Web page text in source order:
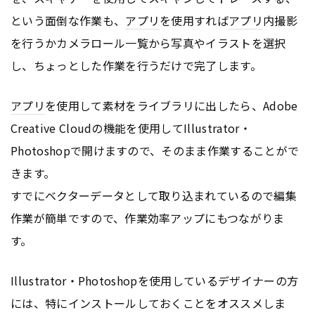
という面倒な作業も、 アプリを使用すればアプリ内撮影
を行うかカメラロール一覧から写真やイラストを選択
し、ちょっとした作業を行うだけで完了します。
アプリを使用して素材をライブラリに出したら、Adobe
Creative Cloudの機能を使用してIllustrator・
Photoshopで開けますので、そのまま作業することがで
きます。
すでにベクターデータとして取り込まれているので編集
作業が簡単ですので、作業効率アップにもつながりま
す。
Illustrator・Photoshopを使用しているデザイナーの方
には、特にインストールしておくことをオススメしま